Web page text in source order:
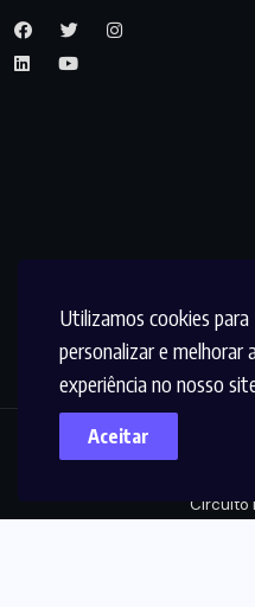
Utilizamos cookies para
personalizar e melhorar
experiência no nosso
Aceitar
Circuito